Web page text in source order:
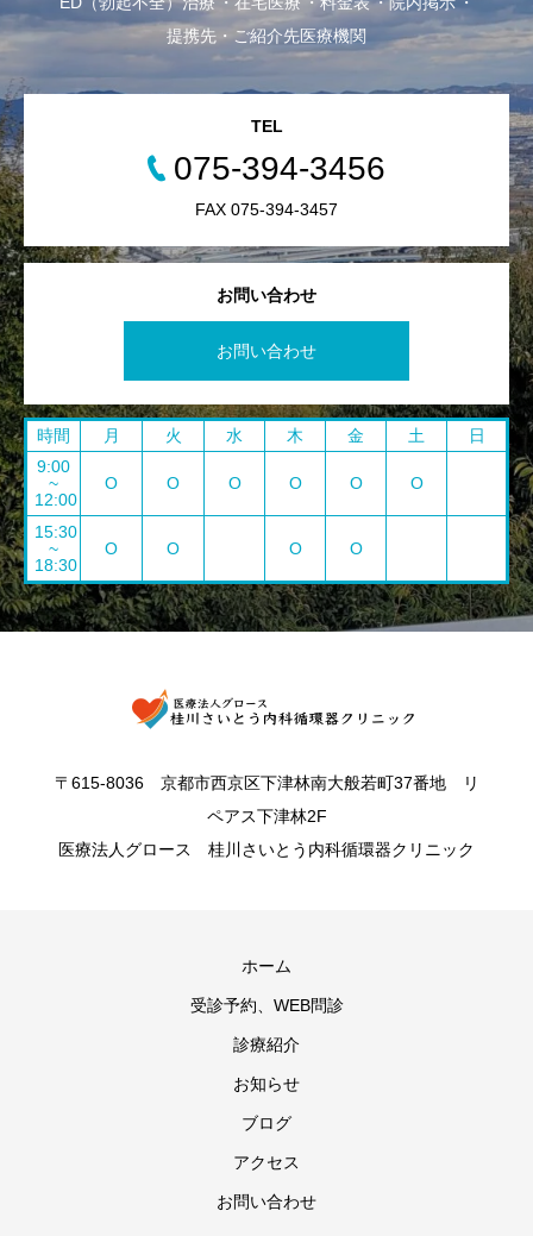
提携先・ご紹介先医療機関
お問い合わせ
お問い合わせ
TEL
075-394-3456
FAX 075-394-3457
時間 月 火 水 木 金 土
日
9:00
~
12:00
O O O O O O
15:30
~
18:30
O O O O
〒615-8036 京都市西京区下津林南大般若町37番地 リ
ペアス下津林2F
医療法人グロース 桂川さいとう内科循環器クリニック
ホーム
受診予約、WEB問診
診療紹介
お知らせ
ブログ
アクセス
お問い合わせ